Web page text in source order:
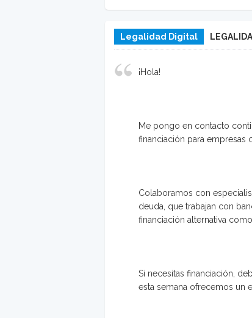
Legalidad Digital
¡Hola!
Me pongo en contacto
financiación para empresas
Colaboramos con
deuda, que trabajan con
financiación alternativa
Si necesitas financiación,
esta semana ofrecemos un